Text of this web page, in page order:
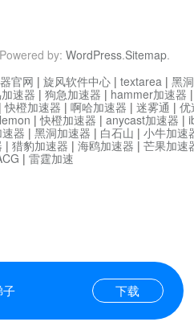
by: WordPress.Sitemap.
子 下载
官网 | 旋风软件中心 | textarea | 黑
速器 | 狗急加速器 | hammer加速器
|快橙加速器 | 啊哈加速器 | 迷雾通 | 优
|快橙加速器 | anycast加速器 |
器 | 黑洞加速器 | 白石山 | 小牛加速
| 猎豹加速器 | 海鸥加速器 | 芒果加速
| 雷霆加速